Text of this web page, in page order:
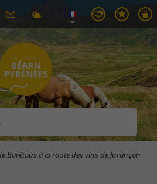
Barétous à la route des vins de Jurançon